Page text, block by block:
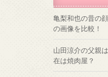
亀梨和也の昔の
の画像を比較！
山田涼介の父親
在は焼肉屋？